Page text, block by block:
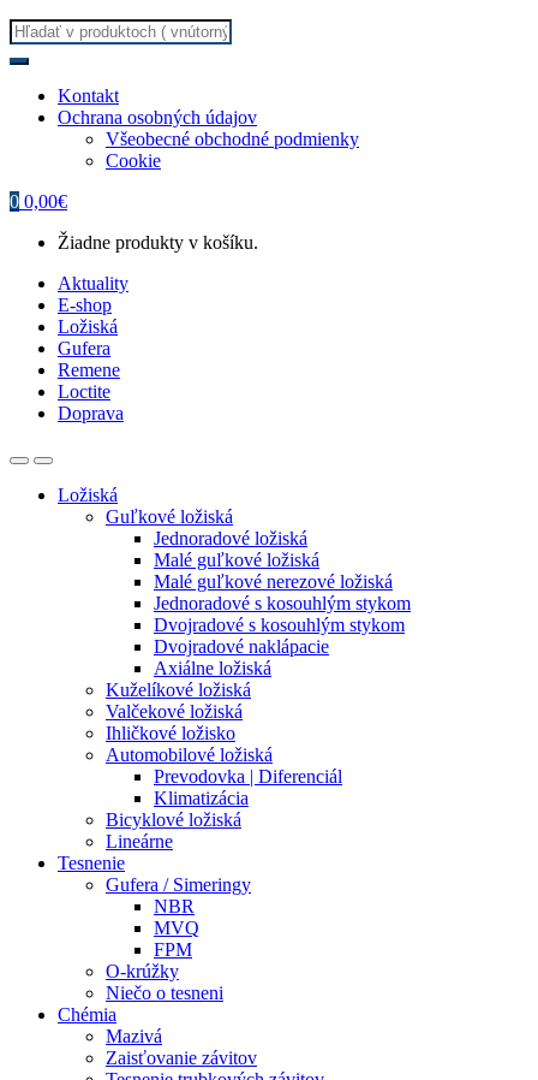
Search
for:
Kontakt
Ochrana osobných údajov
Všeobecné obchodné podmienky
Cookie
0 0,00€
Žiadne produkty v košíku.
Aktuality
E-shop
Ložiská
Gufera
Remene
Loctite
Doprava
Ložiská
Guľkové ložiská
Jednoradové ložiská
Malé guľkové ložiská
Malé guľkové nerezové ložiská
Jednoradové s kosouhlým stykom
Dvojradové s kosouhlým stykom
Dvojradové naklápacie
Axiálne ložiská
Kuželíkové ložiská
Valčekové ložiská
Ihličkové ložisko
Automobilové ložiská
Prevodovka | Diferenciál
Klimatizácia
Bicyklové ložiská
Lineárne
Tesnenie
Gufera / Simeringy
NBR
MVQ
FPM
O-krúžky
Niečo o tesneni
Chémia
Mazivá
Zaisťovanie závitov